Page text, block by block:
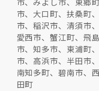
市、大口町、扶桑町
市、稲沢市、清須市
愛西市、蟹江町、飛
市、知多市、東浦町
市、高浜市、半田市
南知多町、碧南市、
田町